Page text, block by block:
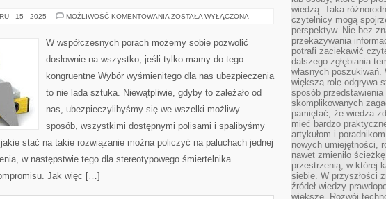
- 15 - 2025 MOŻLIWOŚĆ KOMENTOWANIA W
MOŻEMY
SOBIE
DOSŁOWNIE
WSZYSTKO,
TYLKO
MAMY
DO
TEGO
ODPOWIEDNIE
ZOSTAŁA WYŁĄCZONA
W współczesnych porach możemy sobie pozwolić
dosłownie na wszystko, jeśli tylko mamy do tego
kongruentne Wybór wyśmienitego dla nas ubezpieczenia
to nie lada sztuka. Niewątpliwie, gdyby to zależało od
nas, ubezpieczylibyśmy się we wszelki możliwy
sposób, wszystkimi dostępnymi polisami i spalibyśmy
stać na takie rozwiązanie można policzyć na paluchach jednej
w następstwie tego dla stereotypowego śmiertelnika
Jak więc […]
wiedzą. Taka
czytelnicy mogą
perspektyw. Nie bez
przekazywania
potrafi zaciekawić
dalszego zgłębiania
własnych poszukiwań.
większą rolę odgrywa
sposób przedstawienia
skomplikowanych
pamiętać, że wiedza
mieć bardzo
artykułom i
nowych umiejętności,
nawet zmieniło
przestrzenią, w której
siebie. W przyszłości
źródeł wiedzy
większe. Rozwój